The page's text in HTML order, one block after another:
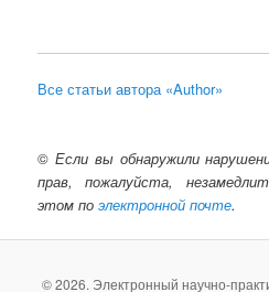
Все статьи автора «Author»
© Если вы обнаружили
прав, пожалуйста,
этом поэлектронной почте.
© 2026. Электронный научно-